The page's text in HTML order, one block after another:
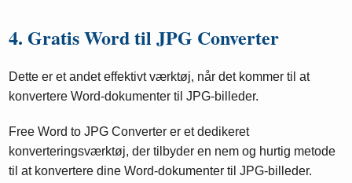
4. Gratis Word til JPG Converter
Dette er et andet effektivt værktøj, når det kommer til at
konvertere Word-dokumenter til JPG-billeder.
Free Word to JPG Converter er et dedikeret
konverteringsværktøj, der tilbyder en nem og hurtig metode
til at konvertere dine Word-dokumenter til JPG-billeder.